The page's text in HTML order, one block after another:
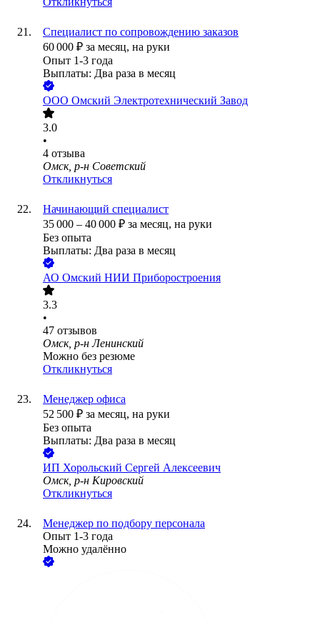
Специалист по сопровождению заказов
60 000 ₽ за месяц, на руки
Опыт 1-3 года
Выплаты: Два раза в месяц
ООО Омский Электротехнический Завод
3.0
•
4 отзыва
Омск, р-н Советский
Откликнуться
Начинающий специалист
35 000 – 40 000 ₽ за месяц, на руки
Без опыта
Выплаты: Два раза в месяц
АО Омский НИИ Приборостроения
3.3
•
47 отзывов
Омск, р-н Ленинский
Можно без резюме
Откликнуться
Менеджер офиса
52 500 ₽ за месяц, на руки
Без опыта
Выплаты: Два раза в месяц
ИП Хорольский Сергей Алексеевич
Омск, р-н Кировский
Откликнуться
Менеджер по подбору персонала
Опыт 1-3 года
Можно удалённо